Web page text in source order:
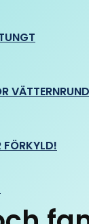
FÖRKYLD!